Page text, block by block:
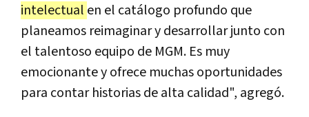
intelectual en el catálogo profundo que
planeamos reimaginar y desarrollar junto con
el talentoso equipo de MGM. Es muy
emocionante y ofrece muchas oportunidades
para contar historias de alta calidad", agregó.